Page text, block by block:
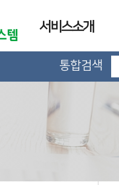
서비스소개
통합검색